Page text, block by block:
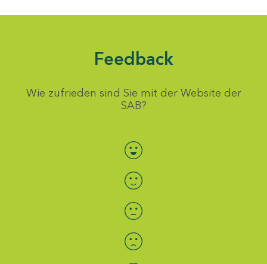
Feedback
Wie zufrieden sind Sie mit der Website der
SAB?
Bewertung auswählen